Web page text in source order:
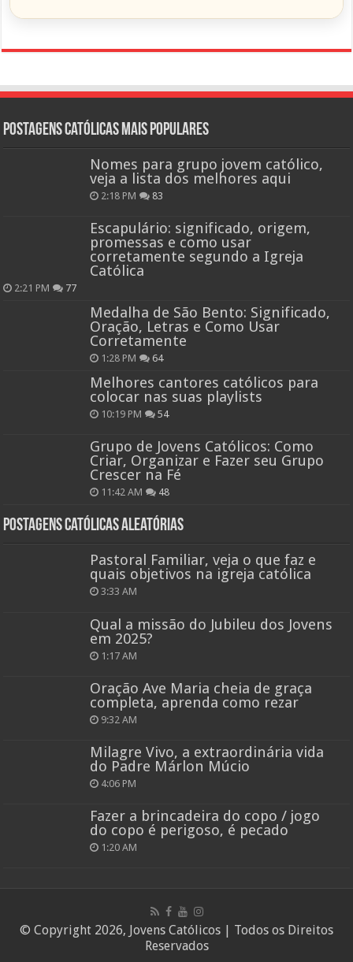
Postagens católicas mais Populares
Nomes para grupo jovem católico,
veja a lista dos melhores aqui
2:18 PM 83
Escapulário: significado, origem,
promessas e como usar
corretamente segundo a Igreja
Católica
2:21 PM 77
Medalha de São Bento: Significado,
Oração, Letras e Como Usar
Corretamente
1:28 PM 64
Melhores cantores católicos para
colocar nas suas playlists
10:19 PM 54
Grupo de Jovens Católicos: Como
Criar, Organizar e Fazer seu Grupo
Crescer na Fé
11:42 AM 48
Postagens católicas aleatórias
Pastoral Familiar, veja o que faz e
quais objetivos na igreja católica
3:33 AM
Qual a missão do Jubileu dos Jovens
em 2025?
1:17 AM
Oração Ave Maria cheia de graça
completa, aprenda como rezar
9:32 AM
Milagre Vivo, a extraordinária vida
do Padre Márlon Múcio
4:06 PM
Fazer a brincadeira do copo / jogo
do copo é perigoso, é pecado
1:20 AM
© Copyright 2026, Jovens Católicos | Todos os Direitos
Reservados